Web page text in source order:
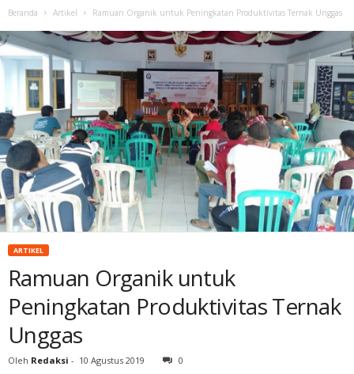
Beranda Artikel Ramuan Organik untuk Peningkatan Produktivitas Ternak Unggas
ARTIKEL
Ramuan Organik untuk
Peningkatan Produktivitas Ternak
Unggas
Oleh Redaksi - 10 Agustus 2019 0